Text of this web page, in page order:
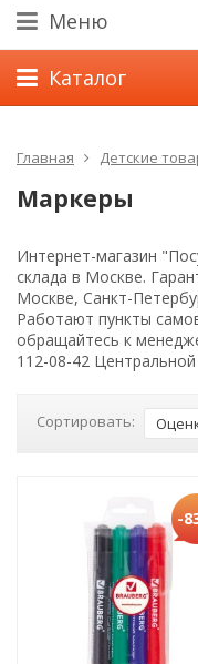
Меню
Каталог
Главная Детские
Маркеры
Интернет-магазин
склада в Москве.
Москве, Санкт-
Работают пункты
обращайтесь к
112-08-42
Сортировать:
-